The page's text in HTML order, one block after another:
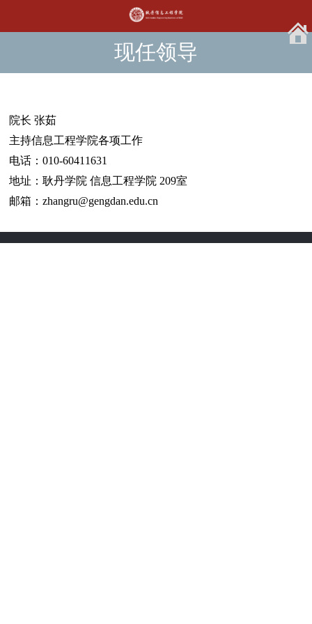
现任领导
院长 张茹
主持信息工程学院各项工作
电话：010-60411631
地址：耿丹学院 信息工程学院 209室
邮箱：zhangru@gengdan.edu.cn